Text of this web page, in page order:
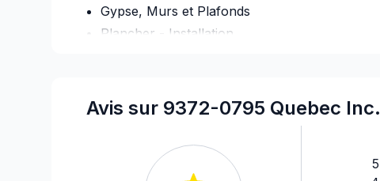
Gypse, Murs et Plafonds
Plancher - Installation
Avis sur 9372-0795 Quebec Inc.
5